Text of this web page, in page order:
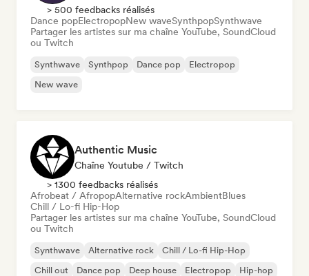
> 500 feedbacks réalisés
Dance popElectropopNew waveSynthpopSynthwave
Partager les artistes sur ma chaîne YouTube, SoundCloud
ou Twitch
Synthwave Synthpop Dance pop
Electropop
New wave
Authentic Music
Chaîne Youtube / Twitch
> 1300 feedbacks réalisés
Afrobeat / AfropopAlternative rockAmbientBlues
Chill / Lo-fi Hip-Hop
Partager les artistes sur ma chaîne YouTube, SoundCloud
ou Twitch
Synthwave Alternative rock
Chill / Lo-fi Hip-Hop
Chill out
Dance pop Deep house Electropop Hip-hop